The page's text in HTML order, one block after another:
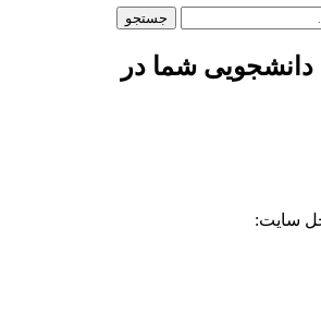
شما در